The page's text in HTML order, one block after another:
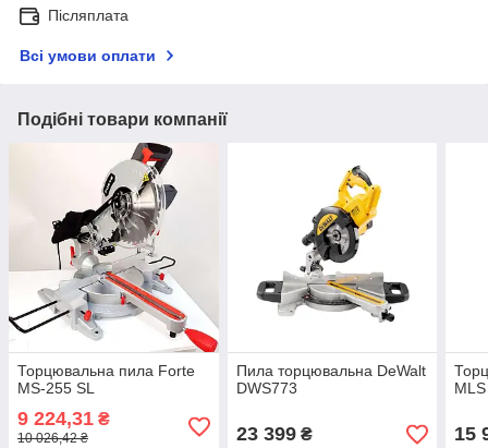
Післяплата
Всі умови оплати
Подібні товари компанії
Торцювальна пила Forte
MS-255 SL
9 224,31 ₴
10 026,42 ₴
Пила торцювальна DeWalt
DWS773
23 399₴ 15